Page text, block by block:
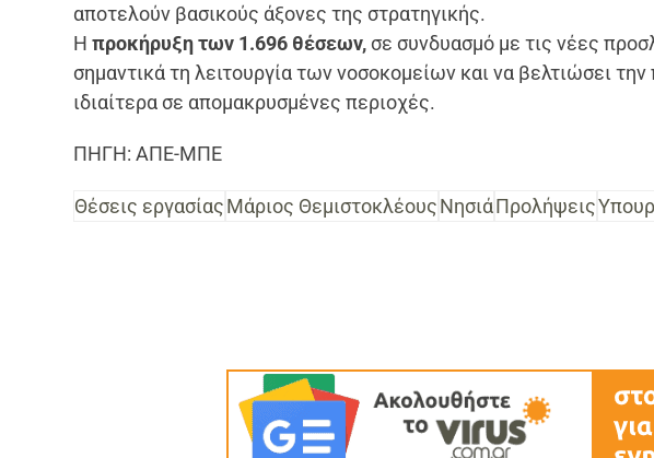
αποτελούν βασικούς άξονες της στρατηγικής.
Ηπροκήρυξη των 1.696 θέσεων, σε συνδυασμό με τις νέες
σημαντικά τη λειτουργία των νοσοκομείων και να βελτιώσει
ιδιαίτερα σε απομακρυσμένες περιοχές.
ΠΗΓΗ: ΑΠΕ-ΜΠΕ
Θέσεις εργασίαςΜάριος ΘεμιστοκλέουςΝησιάΠρολήψεις